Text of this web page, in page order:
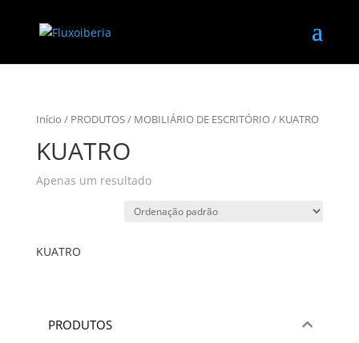
Início / PRODUTOS/ MOBILIÁRIO DE ESCRITÓRIO/ KUATRO
KUATRO
Apenas um resultado
KUATRO
PRODUTOS